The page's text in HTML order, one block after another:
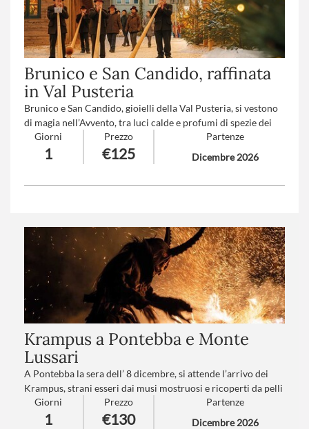
Brunico e San Candido, raffinata
in Val Pusteria
Brunico e San Candido, gioielli della Val Pusteria, si vestono
di magia nell’Avvento, tra luci calde e profumi di spezie dei
mercatini di Natale. Per chi ama gli ambienti da favola,
l’atmosfera romantica e il buongusto dell’Alto Adige.
Trattamento: Pranzo in ristorante
Giorni
1
Prezzo
€125
Partenze
Dicembre 2026
Krampus a Pontebba e Monte
Lussari
A Pontebba la sera dell’ 8 dicembre, si attende l’arrivo dei
Krampus, strani esseri dai musi mostruosi e ricoperti da pelli
e pellicce, in una rumorosa sfilata la cui tradizione si perde
nella notte dei tempi.
Giorni
1
Prezzo
€130
Partenze
Dicembre 2026